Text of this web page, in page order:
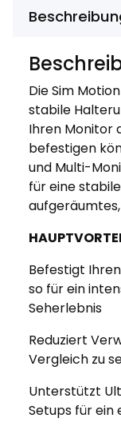
Die Sim
stabile
Ihren Monitor
befestigen
und Multi-
für eine
Befestigt
so für ein
Seherlebnis
Reduziert
Vergleich zu
Unterstützt
Setups für